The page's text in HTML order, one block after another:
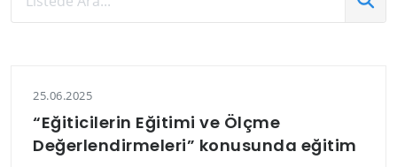
25.06.2025
“Eğiticilerin Eğitimi ve Ölçme
Değerlendirmeleri” konusunda eğitim